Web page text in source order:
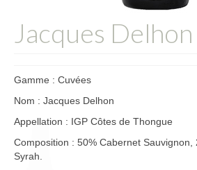
Jacques Delhon
Gamme : Cuvées
Nom : Jacques Delhon
Appellation : IGP Côtes de Thongue
Composition : 50% Cabernet Sauvignon,
Syrah.